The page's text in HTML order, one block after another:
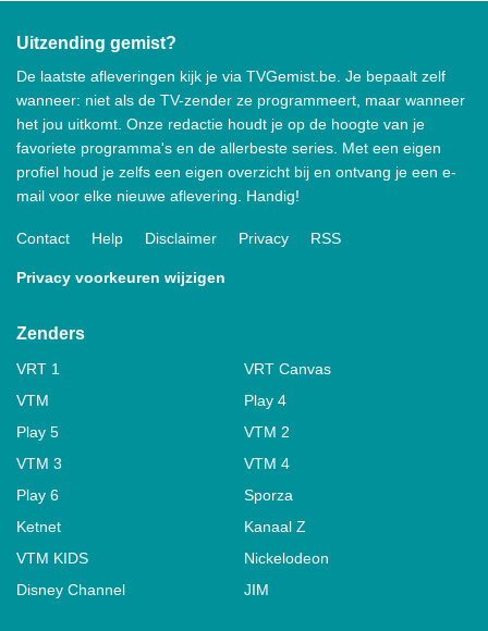
Uitzending gemist?
De laatste afleveringen kijk je via TVGemist.be. Je bepaalt zelf
wanneer: niet als de TV-zender ze programmeert, maar wanneer
het jou uitkomt. Onze redactie houdt je op de hoogte van je
favoriete programma's en de allerbeste series. Met een eigen
profiel houd je zelfs een eigen overzicht bij en ontvang je een e-
mail voor elke nieuwe aflevering. Handig!
Contact Help Disclaimer Privacy RSS
Privacy voorkeuren wijzigen
Zenders
VRT 1
VRT Canvas
VTM
Play 4
Play 5
VTM 2
VTM 3
VTM 4
Play 6
Sporza
Ketnet
Kanaal Z
VTM KIDS
Nickelodeon
Disney Channel
JIM